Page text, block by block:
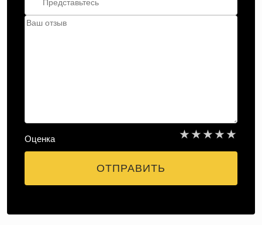
Оценка ★
★
★
★
★
ОТПРАВИТЬ